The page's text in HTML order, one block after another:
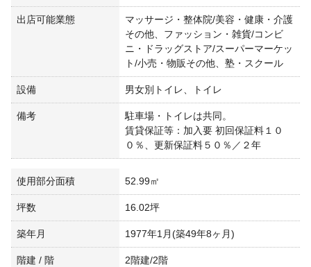
出店可能業態
マッサージ・整体院/美容・健康・介護
その他、ファッション・雑貨/コンビ
ニ・ドラッグストア/スーパーマーケッ
ト/小売・物販その他、塾・スクール
設備 男女別トイレ、トイレ
備考
駐車場・トイレは共同。
賃貸保証等：加入要 初回保証料１０
０％、更新保証料５０％／２年
使用部分面積 52.99㎡
坪数 16.02坪
築年月 1977年1月(築49年8ヶ月)
階建 / 階 2階建/2階